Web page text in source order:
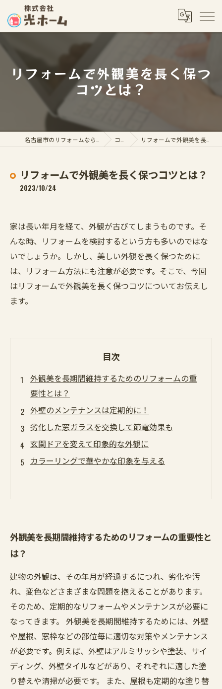
リフォームで外観美を長く保つ
コツとは？
コラム リフォームで外観美を長く保つコツとは？
リフォームで外観美を長く保つコツとは？
2023/10/24
家は長い年月を経て、外観が古びてしまうものです。そ
んな時、リフォームを検討するという方も多いのではな
いでしょうか。しかし、美しい外観を長く保つために
は、リフォーム方法にも注意が必要です。そこで、今回
はリフォームで外観美を長く保つコツについてお伝えし
ます。
目次
外観美を長期間維持するためのリフォームの重
要性とは？
外壁のメンテナンスは定期的に！
劣化した窓ガラスを交換して節電効果も
玄関ドアを変えて印象的な外観に
カラーリングで華やかな印象を与える
外観美を長期間維持するためのリフォームの重要性と
は？
建物の外観は、その年月が経過するにつれ、劣化や汚
れ、変色などさまざまな問題を抱えることがあります。
そのため、定期的なリフォームやメンテナンスが必要に
なってきます。 外観美を長期間維持するためには、外壁
や屋根、窓枠などの部位毎に適切な対策やメンテナンス
が必要です。例えば、外壁はアルミサッシや塗装、サイ
ディング、外壁タイルなどがあり、それぞれに適した塗
り替えや清掃が必要です。 また、屋根も定期的な塗り替